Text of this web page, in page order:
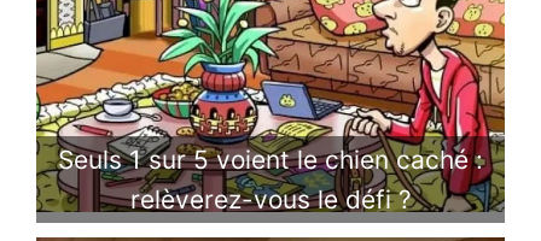
Seuls 1 sur 5 voient le chien caché :
relèverez-vous le défi ?